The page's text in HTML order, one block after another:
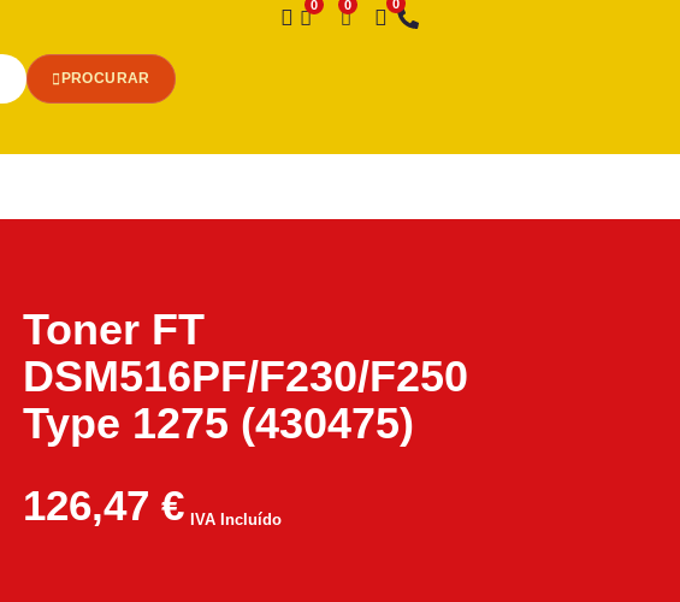
PROCURAR
Desejo
Toner FT
DSM516PF/F230/F250
Type 1275 (430475)
126,47 € IVA Incluído